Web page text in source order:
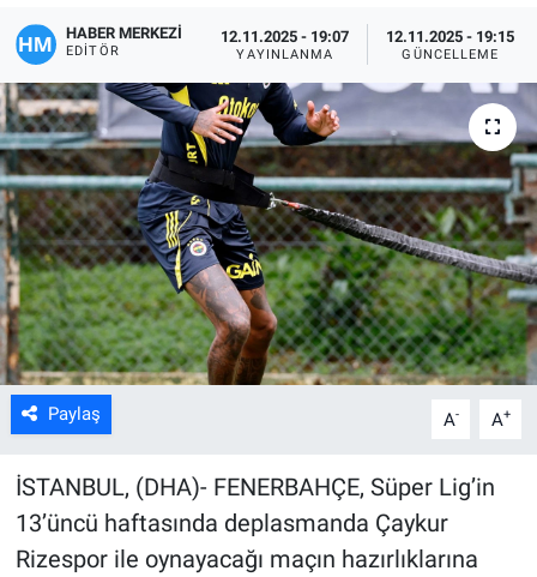
HABER MERKEZİ
EDITÖR
12.11.2025 - 19:07
YAYINLANMA
12.11.2025 - 19:15
GÜNCELLEME
Paylaş A- A+
İSTANBUL, (DHA)- FENERBAHÇE, Süper Lig’in
13’üncü haftasında deplasmanda Çaykur
Rizespor ile oynayacağı maçın hazırlıklarına
Turizm
Sağlık
Eğitim
Yaşam
Kültür Sanat
Bilim ve Teknoloji
Genel
Tüm Manşetler
Son Dakika Haberleri
Haber Arşivi